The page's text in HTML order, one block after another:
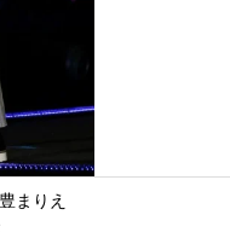
まりえ